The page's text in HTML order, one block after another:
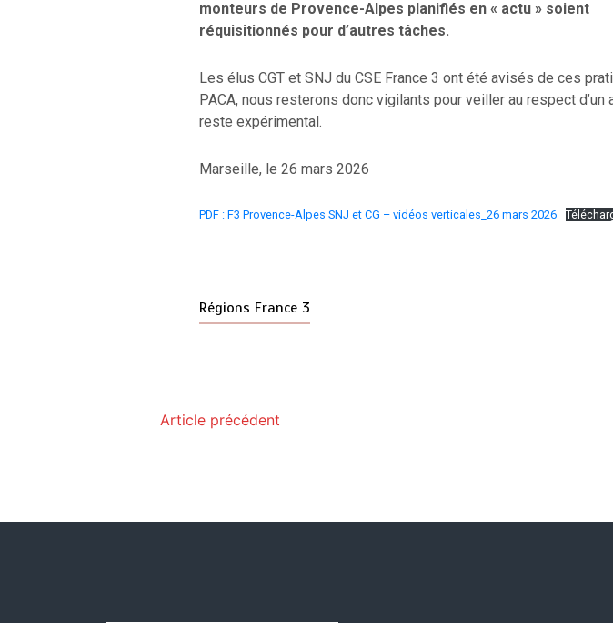
monteurs de Provence-Alpes planifiés en « actu » soient
réquisitionnés pour d’autres tâches.
Les élus CGT et SNJ du CSE France 3 ont été avisés de ces
PACA, nous resterons donc vigilants pour veiller au respect d’un
reste expérimental.
Marseille, le 26 mars 2026
PDF : F3 Provence-Alpes SNJ et CG – vidéos verticales_26 mars 2026
Régions France 3
Article précédent